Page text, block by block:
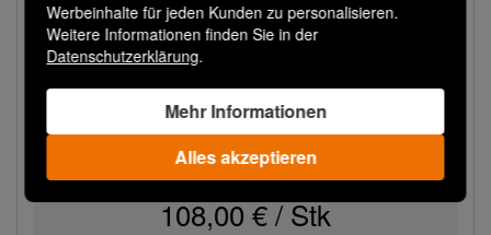
Werbeinhalte für jeden Kunden zu personalisieren.
Weitere Informationen finden Sie in der
Datenschutzerklärung.
Mehr Informationen
Alles akzeptieren
TW SAN BZ 90 EPDM
Sanierungsgully für Dachflächen ohne
Wärmedämmschicht mit EP...
Versandfertig in 3 Tagen
108,00 € / Stk